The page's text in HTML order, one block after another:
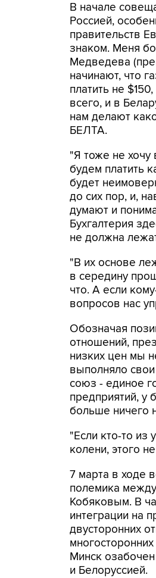
В начале
Россией,
правительств
знаком. Меня
Медведева
начинают, что
платить не
всего, и в
нам делают
БЕЛТА.
"Я тоже не хочу
будем платить
будет
до сих пор, и,
думают и
Бухгалтерия
не должна
"В их основе
в середину
что. А если
вопросов нас
Обозначая
отношений,
низких цен мы
выполняло
союз - единое
предприятий, у
больше ничего
"Если кто-то из
колени, этого
7 марта в ходе
полемика
Кобяковым. В
интеграции на
двусторонних
Минск
и Белоруссией.